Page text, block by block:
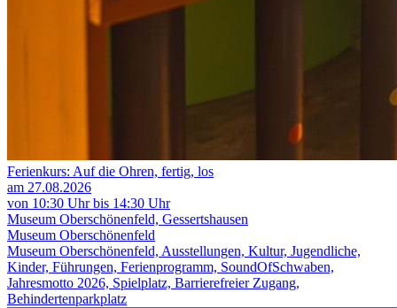
Ferienkurs: Auf die Ohren, fertig, los
am 27.08.2026
von 10:30 Uhr bis 14:30 Uhr
Museum Oberschönenfeld, Gessertshausen
Museum Oberschönenfeld
Museum Oberschönenfeld, Ausstellungen, Kultur, Jugendliche,
Kinder, Führungen, Ferienprogramm, SoundOfSchwaben,
Jahresmotto 2026, Spielplatz, Barrierefreier Zugang,
Behindertenparkplatz